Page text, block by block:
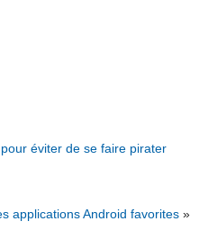
éviter de se faire pirater
applications Android favorites »